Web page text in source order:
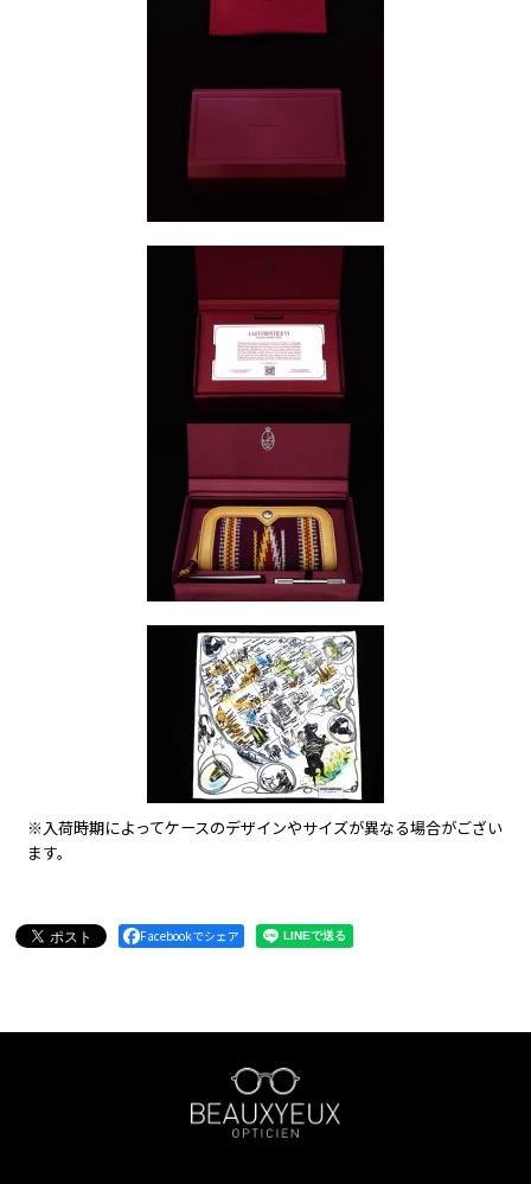
※入荷時期によってケースのデザインやサイズが異なる場合がござい
ます。
Facebookでシェア